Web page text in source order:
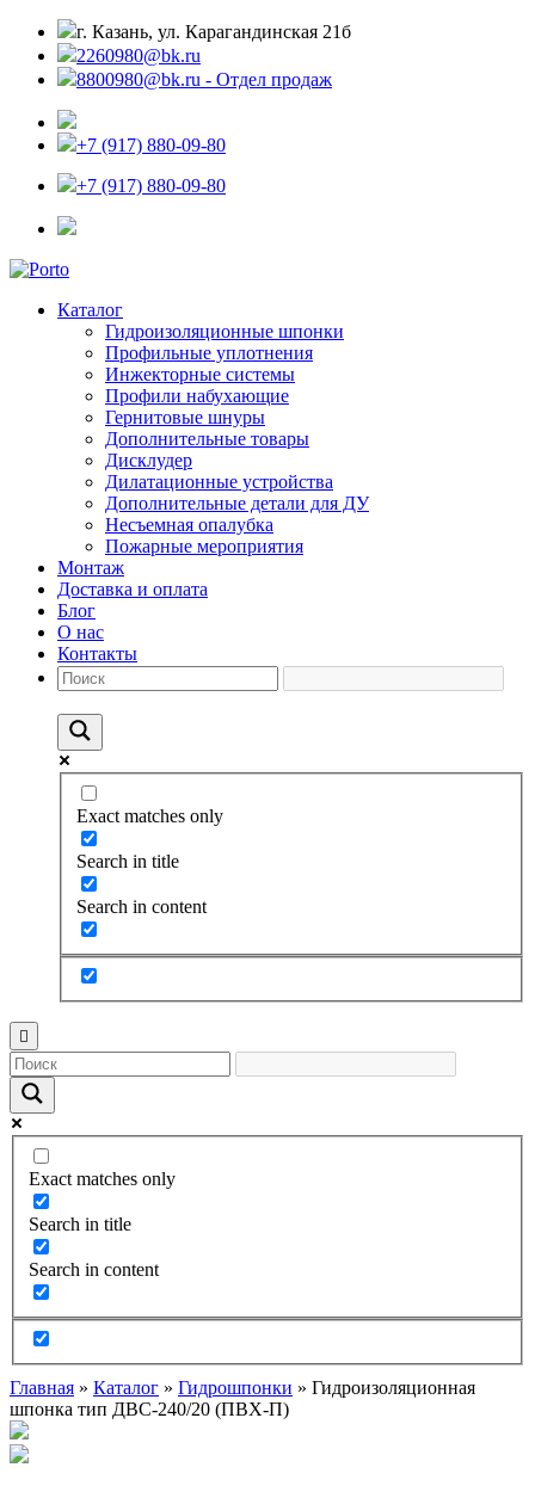
г. Казань, ул. Карагандинская 21б
2260980@bk.ru
8800980@bk.ru - Отдел продаж
+7 (917) 880-09-80
+7 (917) 880-09-80
Каталог
Гидроизоляционные шпонки
Профильные уплотнения
Инжекторные системы
Профили набухающие
Гернитовые шнуры
Дополнительные товары
Дисклудер
Дилатационные устройства
Дополнительные детали для ДУ
Несъемная опалубка
Пожарные мероприятия
Монтаж
Доставка и оплата
Блог
О нас
Контакты
Exact matches only
Search in title
Search in content
Exact matches only
Search in title
Search in content
Главная » Каталог » Гидрошпонки » Гидроизоляционная
шпонка тип ДВС-240/20 (ПВХ-П)